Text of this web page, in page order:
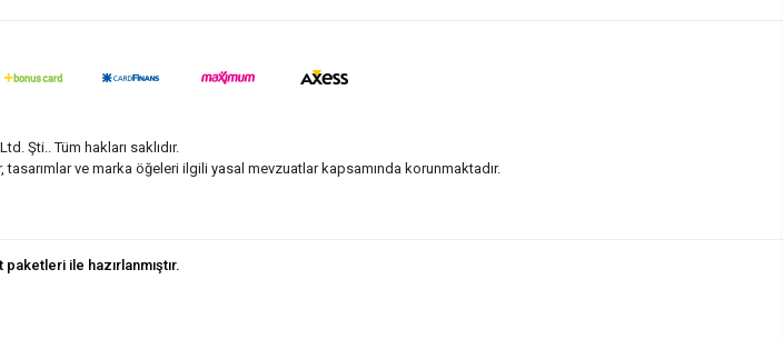
Şti.. Tüm hakları saklıdır.
ve marka öğeleri ilgili yasal mevzuatlar kapsamında korunmaktadır.
ile hazırlanmıştır.